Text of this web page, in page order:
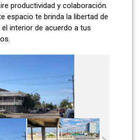
productividad y colaboración.
espacio te brinda la libertad de
interior de acuerdo a tus